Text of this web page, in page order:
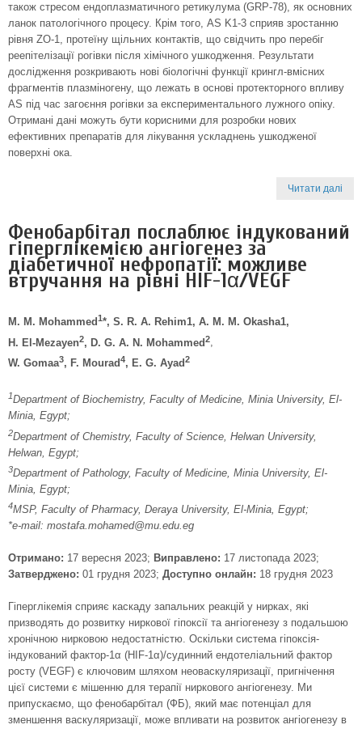
також стресом ендоплазматичного ретикулума (GRP‑78), як основних
ланок патологічного процесу. Крім того, AS K1-3 сприяв зростанню
рівня ZO-1, протеїну щільних контактів, що свідчить про перебіг
реепітелізації рогівки після хімічного ушкодження. Результати
дослідження розкривають нові біологічні функції крингл-вмісних
фрагментів плазміногену, що лежать в основі протекторного впливу
AS під час загоєння рогівки за експериментального лужного опіку.
Отримані дані можуть бути корисними для розробки нових
ефективних препаратів для лікування ускладнень ушкодженої
поверхні ока.
Читати далі
Фенобарбітал послаблює індукований
гіперглікемією ангіогенез за
діабетичної нефропатії: можливе
втручання на рівні HIF-1α/VEGF
M. M. Mohammed1*, S. R. A. Rehim1, A. M. M. Okasha1,
H. El-Mezayen2, D. G. A. N. Mohammed2,
W. Gomaa3, F. Mourad4, E. G. Ayad2
1Department of Biochemistry, Faculty of Medicine, Minia University, El-
Minia, Egypt;
2Department of Chemistry, Faculty of Science, Helwan University,
Helwan, Egypt;
3Department of Pathology, Faculty of Medicine, Minia University, El-
Minia, Egypt;
4MSP, Faculty of Pharmacy, Deraya University, El-Minia, Egypt;
*e-mail: mostafa.mohamed@mu.edu.eg
Отримано: 17 вересня 2023; Виправлено: 17 листопада 2023;
Затверджено: 01 грудня 2023; Доступно онлайн: 18 грудня 2023
Гіперглікемія сприяє каскаду запальних реакцій у нирках, які
призводять до розвитку ниркової гіпоксії та ангіогенезу з подальшою
хронічною нирковою недостатністю. Оскільки система гіпоксія-
індукований фактор-1α (HIF‑1α)/судинний ендотеліальний фактор
росту (VEGF) є ключовим шляхом неоваскуляризації, пригнічення
цієї системи є мішенню для терапії ниркового ангіогенезу. Ми
припускаємо, що фенобарбітал (ФБ), який має потенціал для
зменшення васкуляризації, може впливати на розвиток ангіогенезу в